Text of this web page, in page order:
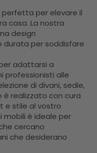
perfetta per elevare il
casa. La nostra
design
durata per soddisfare
adattarsi a
professionisti alle
di divani, sedie,
è realizzato con cura
e stile al vostro
mobili è ideale per
cercano
che desiderano